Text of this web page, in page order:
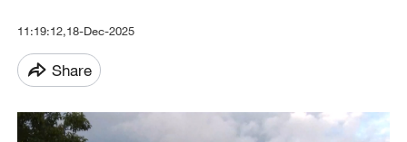
11:19:12,18-Dec-2025
Share